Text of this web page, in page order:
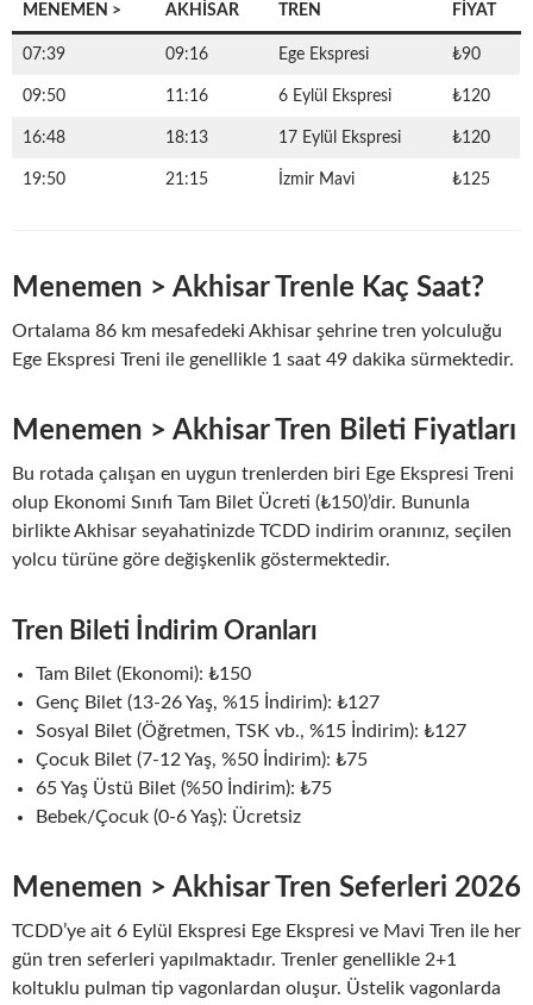
MENEMEN > AKHISAR TREN FIYAT
07:39 09:16 Ege Ekspresi ₺90
09:50 11:16 6 Eylül Ekspresi ₺120
16:48 18:13 17 Eylül Ekspresi ₺120
19:50 21:15 İzmir Mavi ₺125
Menemen > Akhisar Trenle Kaç Saat?
Ortalama 86 km mesafedeki Akhisar şehrine tren yolculuğu
Ege Ekspresi Treni ile genellikle 1 saat 49 dakika sürmektedir.
Menemen > Akhisar Tren Bileti Fiyatları
Bu rotada çalışan en uygun trenlerden biri Ege Ekspresi Treni
olup Ekonomi Sınıfı Tam Bilet Ücreti (₺150)’dir. Bununla
birlikte Akhisar seyahatinizde TCDD indirim oranınız, seçilen
yolcu türüne göre değişkenlik göstermektedir.
Tren Bileti İndirim Oranları
Tam Bilet (Ekonomi): ₺150
Genç Bilet (13-26 Yaş, %15 İndirim): ₺127
Sosyal Bilet (Öğretmen, TSK vb., %15 İndirim): ₺127
Çocuk Bilet (7-12 Yaş, %50 İndirim): ₺75
65 Yaş Üstü Bilet (%50 İndirim): ₺75
Bebek/Çocuk (0-6 Yaş): Ücretsiz
Menemen > Akhisar Tren Seferleri 2026
TCDD’ye ait 6 Eylül Ekspresi Ege Ekspresi ve Mavi Tren ile her
gün tren seferleri yapılmaktadır. Trenler genellikle 2+1
koltuklu pulman tip vagonlardan oluşur. Üstelik vagonlarda